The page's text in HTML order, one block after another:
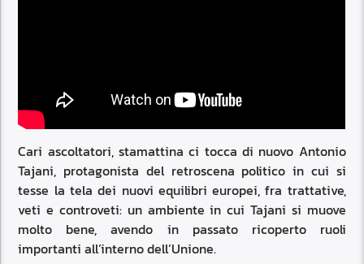
Cari ascoltatori, stamattina ci tocca di nuovo Antonio
Tajani, protagonista del retroscena politico in cui si
tesse la tela dei nuovi equilibri europei, fra trattative,
veti e controveti: un ambiente in cui Tajani si muove
molto bene, avendo in passato ricoperto ruoli
importanti all’interno dell’Unione.